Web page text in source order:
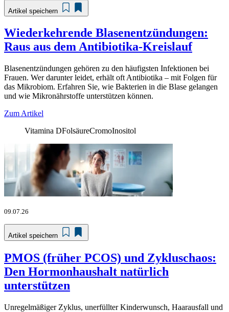
Artikel speichern
Wiederkehrende Blasenentzündungen:
Raus aus dem Antibiotika-Kreislauf
Blasenentzündungen gehören zu den häufigsten Infektionen bei
Frauen. Wer darunter leidet, erhält oft Antibiotika – mit Folgen für
das Mikrobiom. Erfahren Sie, wie Bakterien in die Blase gelangen
und wie Mikronährstoffe unterstützen können.
Zum Artikel
Vitamina DFolsäureCromoInositol
09.07.26
Artikel speichern
PMOS (früher PCOS) und Zykluschaos:
Den Hormonhaushalt natürlich
unterstützen
Unregelmäßiger Zyklus, unerfüllter Kinderwunsch, Haarausfall und